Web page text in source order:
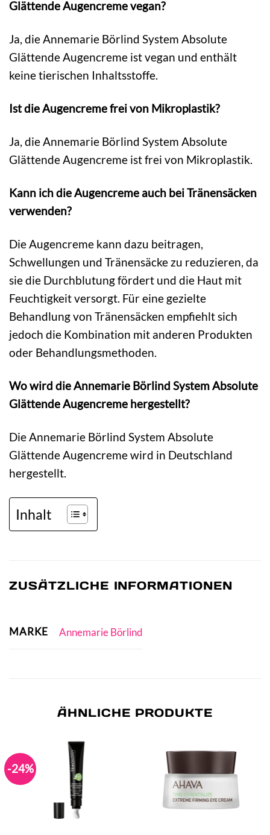
Glättende Augencreme vegan?
Ja, die Annemarie Börlind System Absolute
Glättende Augencreme ist vegan und enthält
keine tierischen Inhaltsstoffe.
Ist die Augencreme frei von Mikroplastik?
Ja, die Annemarie Börlind System Absolute
Glättende Augencreme ist frei von Mikroplastik.
Kann ich die Augencreme auch bei Tränensäcken
verwenden?
Die Augencreme kann dazu beitragen,
Schwellungen und Tränensäcke zu reduzieren, da
sie die Durchblutung fördert und die Haut mit
Feuchtigkeit versorgt. Für eine gezielte
Behandlung von Tränensäcken empfiehlt sich
jedoch die Kombination mit anderen Produkten
oder Behandlungsmethoden.
Wo wird die Annemarie Börlind System Absolute
Glättende Augencreme hergestellt?
Die Annemarie Börlind System Absolute
Glättende Augencreme wird in Deutschland
hergestellt.
Inhalt
ZUSÄTZLICHE INFORMATIONEN
MARKE Annemarie Börlind
ÄHNLICHE PRODUKTE
-24%